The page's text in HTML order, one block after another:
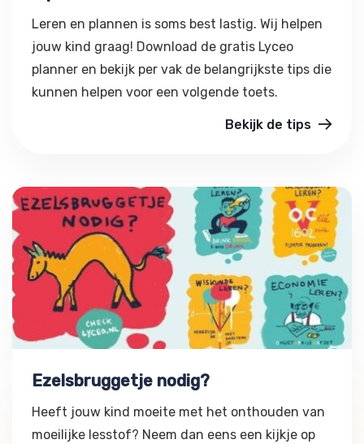
Leren en plannen is soms best lastig. Wij helpen
jouw kind graag! Download de gratis Lyceo
planner en bekijk per vak de belangrijkste tips die
kunnen helpen voor een volgende toets.
Bekijk de tips
Ezelsbruggetje nodig?
Ezelsbruggetje nodig?
Heeft jouw kind moeite met het onthouden van
moeilijke lesstof? Neem dan eens een kijkje op